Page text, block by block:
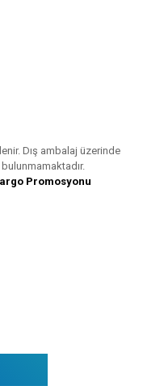
Dış ambalaj üzerinde
Promosyonu